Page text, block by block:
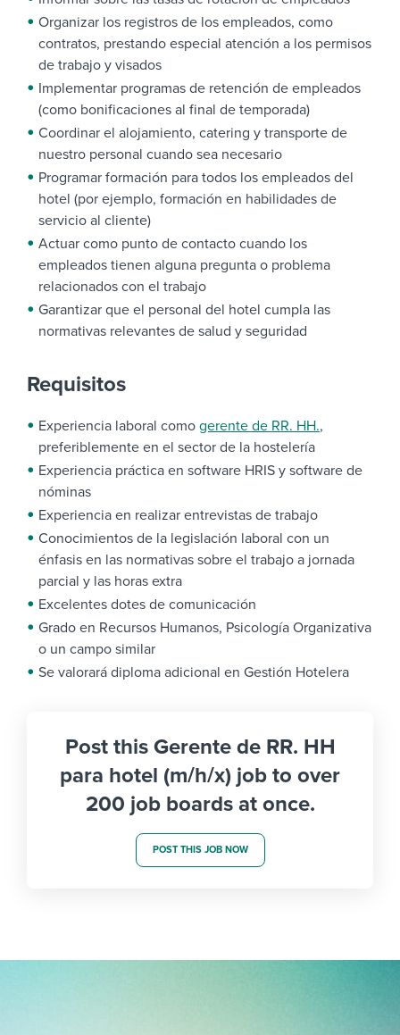
Organizar los registros de los empleados, como
contratos, prestando especial atención a los permisos
de trabajo y visados
Implementar programas de retención de empleados
(como bonificaciones al final de temporada)
Coordinar el alojamiento, catering y transporte de
nuestro personal cuando sea necesario
Programar formación para todos los empleados del
hotel (por ejemplo, formación en habilidades de
servicio al cliente)
Actuar como punto de contacto cuando los
empleados tienen alguna pregunta o problema
relacionados con el trabajo
Garantizar que el personal del hotel cumpla las
normativas relevantes de salud y seguridad
Requisitos
Experiencia laboral como gerente de RR. HH.,
preferiblemente en el sector de la hostelería
Experiencia práctica en software HRIS y software de
nóminas
Experiencia en realizar entrevistas de trabajo
Conocimientos de la legislación laboral con un
énfasis en las normativas sobre el trabajo a jornada
parcial y las horas extra
Excelentes dotes de comunicación
Grado en Recursos Humanos, Psicología Organizativa
o un campo similar
Se valorará diploma adicional en Gestión Hotelera
Post this Gerente de RR. HH
para hotel (m/h/x) job to over
200 job boards at once.
POST THIS JOB NOW